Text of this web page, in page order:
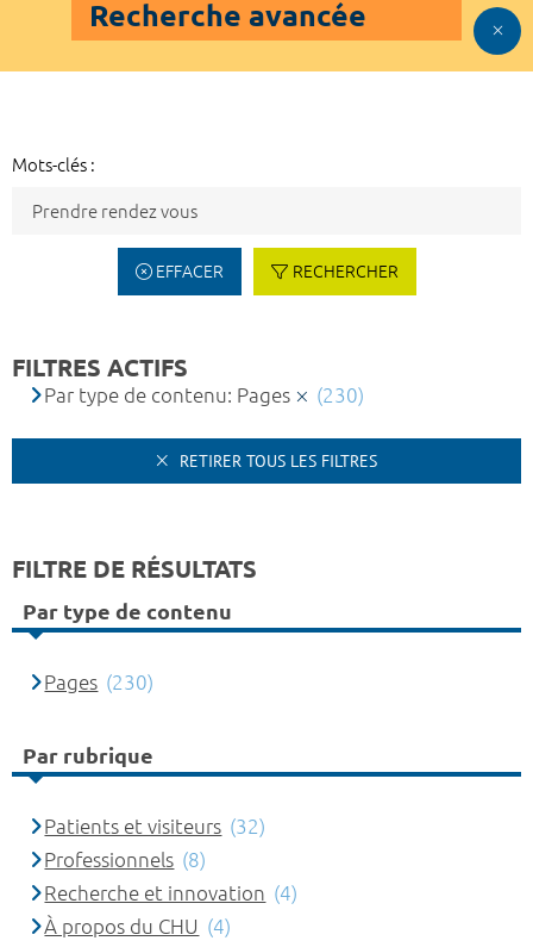
Recherche avancée
Mots-clés :
EFFACER RECHERCHER
FILTRES ACTIFS
Par type de contenu: Pages (230)
RETIRER TOUS LES FILTRES
FILTRE DE RÉSULTATS
Par type de contenu
Pages (230)
Par rubrique
Patients et visiteurs (32)
Professionnels (8)
Recherche et innovation (4)
À propos du CHU (4)